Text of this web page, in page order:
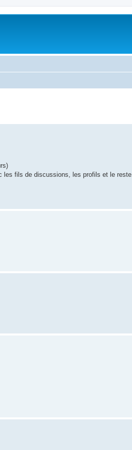
les fils de discussions, les profils et le reste.